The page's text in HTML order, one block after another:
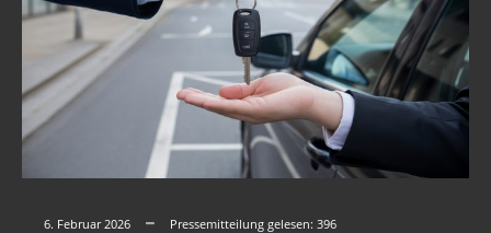
6. Februar 2026 Pressemitteilung gelesen: 396